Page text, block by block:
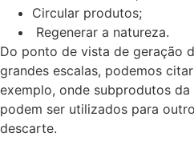
Circular produtos;
Regenerar a natureza.
Do ponto de vista de geração
grandes escalas, podemos
exemplo, onde subprodutos
podem ser utilizados para
descarte.